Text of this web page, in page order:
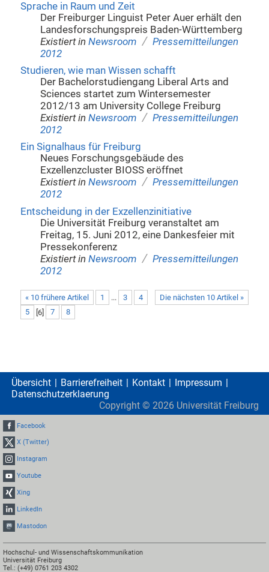
Sprache in Raum und Zeit
Der Freiburger Linguist Peter Auer erhält den
Landesforschungspreis Baden-Württemberg
Existiert in Newsroom / Pressemitteilungen
2012
Studieren, wie man Wissen schafft
Der Bachelorstudiengang Liberal Arts and
Sciences startet zum Wintersemester
2012/13 am University College Freiburg
Existiert in Newsroom / Pressemitteilungen
2012
Ein Signalhaus für Freiburg
Neues Forschungsgebäude des
Exzellenzcluster BIOSS eröffnet
Existiert in Newsroom / Pressemitteilungen
2012
Entscheidung in der Exzellenzinitiative
Die Universität Freiburg veranstaltet am
Freitag, 15. Juni 2012, eine Dankesfeier mit
Pressekonferenz
Existiert in Newsroom / Pressemitteilungen
2012
« 10 frühere Artikel Die nächsten 10 Artikel »
1 ... 3
4
5
[6] 7 8
Übersicht Barrierefreiheit Kontakt
Impressum
Datenschutzerklaerung
Copyright © 2026 Universität Freiburg
Facebook
X (Twitter)
Instagram
Youtube
Xing
LinkedIn
Mastodon
Hochschul- und Wissenschaftskommunikation
Universität Freiburg
Tel.: (+49) 0761 203 4302